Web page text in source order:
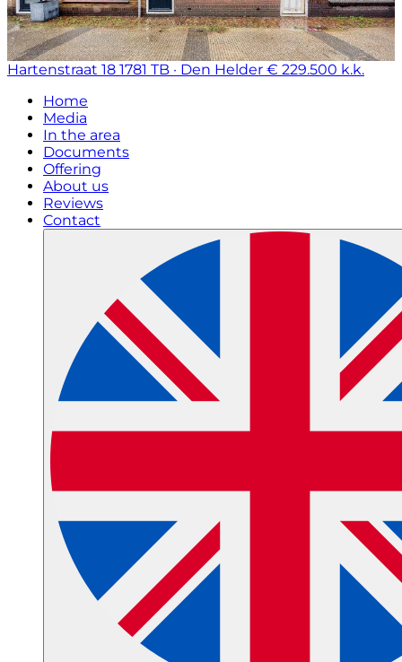
Hartenstraat 18 1781 TB · Den Helder € 229.500 k.k.
Home
Media
In the area
Documents
Offering
About us
Reviews
Contact